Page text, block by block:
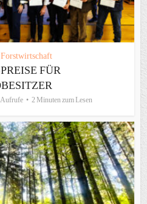
FÜR
2 Minuten zum Lesen